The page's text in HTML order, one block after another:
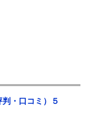
・口コミ）５